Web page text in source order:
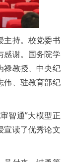
主持。校党委书
感谢。国务院学
禄教授、中央纪
伟、驻教育部纪
智通”大模型正
宣读了优秀论文